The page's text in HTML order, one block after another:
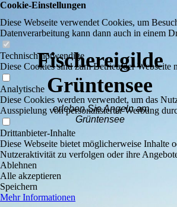
Fischereigilde
Grüntensee
erleben Sie Angeln am
Grüntensee
Cookie-Einstellungen
Diese Webseite verwendet Cookies, um
Datenverarbeitung kann dann auch in einem
Technisch notwendige
Diese Cookies sind zum Betrieb der
Analytische
Diese Cookies werden verwendet, um das
Ausspielung von personalisierter Werbung
Drittanbieter-Inhalte
Diese Webseite bietet möglicherweise Inhalte
Nutzeraktivität zu verfolgen oder ihre
Ablehnen
Alle akzeptieren
Speichern
Mehr Informationen